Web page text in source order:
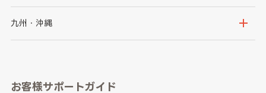
山梨県
愛知県
京都府
和歌山県
鳥取県
山口県
九州・沖縄
長崎県
お客様サポートガイド